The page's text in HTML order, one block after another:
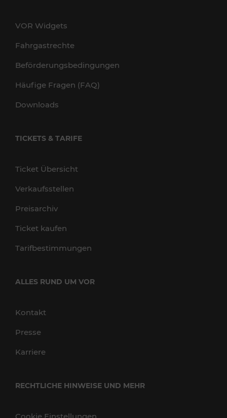
VOR Widgets
Fahrgastrechte
Beförderungsbedingungen
Häufige Fragen (FAQ)
Downloads
TICKETS & TARIFE
Ticket Übersicht
Verkaufsstellen
Preisarchiv
Ticket kaufen
Tarifbestimmungen
ALLES RUND UM VOR
Kontakt
Presse
Karriere
RECHTLICHE HINWEISE UND MEHR